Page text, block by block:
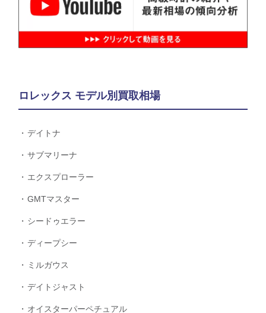
ロレックス モデル別買取相場
デイトナ
サブマリーナ
エクスプローラー
GMTマスター
シードゥエラー
ディープシー
ミルガウス
デイトジャスト
オイスターパーペチュアル